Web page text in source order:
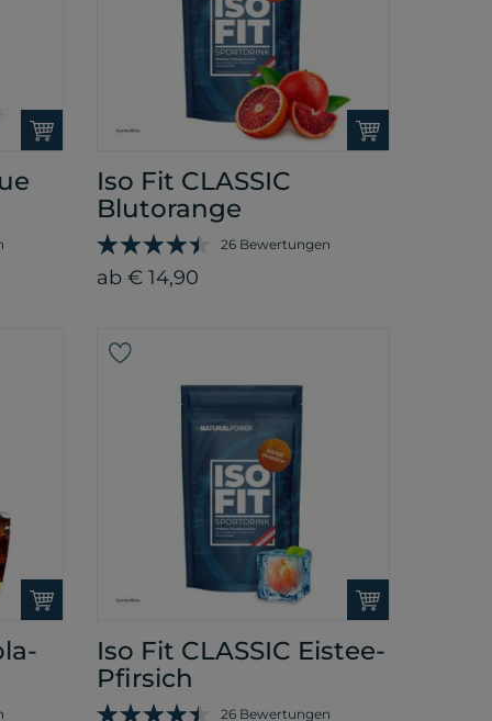
Iso Fit CLASSIC
Blutorange
26 Bewertungen
ab € 14,90
Iso Fit CLASSIC Eistee-
Pfirsich
26 Bewertungen